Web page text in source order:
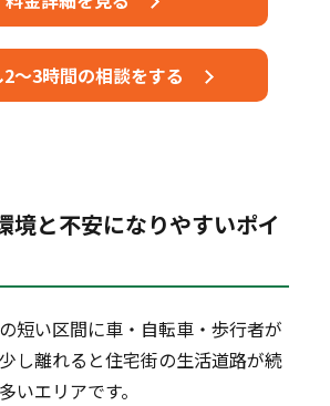
～3時間の相談をする
境と不安になりやすいポイ
短い区間に車・自転車・歩行者が
し離れると住宅街の生活道路が続
いエリアです。